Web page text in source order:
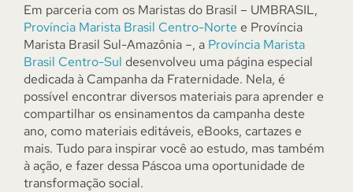
Em parceria com os Maristas do Brasil – UMBRASIL,
Província Marista Brasil Centro-Norte e Província
Marista Brasil Sul-Amazônia –, a Província Marista
Brasil Centro-Sul desenvolveu uma página especial
dedicada à Campanha da Fraternidade. Nela, é
possível encontrar diversos materiais para aprender e
compartilhar os ensinamentos da campanha deste
ano, como materiais editáveis, eBooks, cartazes e
mais. Tudo para inspirar você ao estudo, mas também
à ação, e fazer dessa Páscoa uma oportunidade de
transformação social.